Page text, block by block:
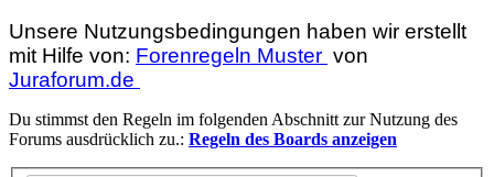
Unsere Nutzungsbedingungen haben wir erstellt
mit Hilfe von: Forenregeln Muster von
Juraforum.de
Du stimmst den Regeln im folgenden Abschnitt zur Nutzung des
Forums ausdrücklich zu.: Regeln des Boards anzeigen